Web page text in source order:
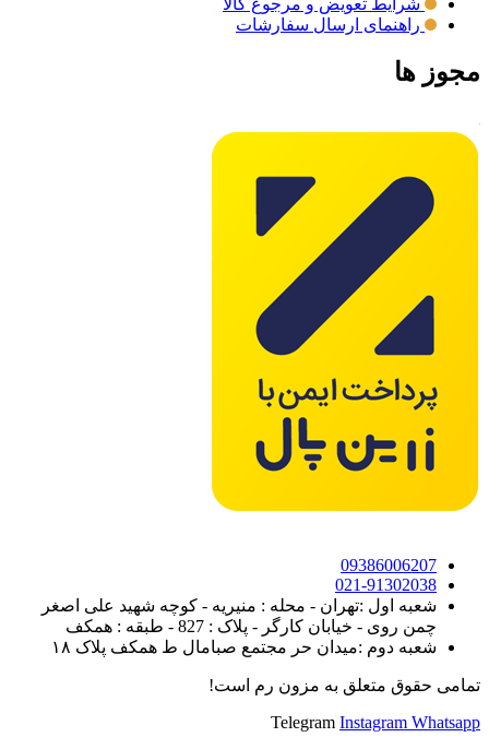
شرایط تعویض و مرجوع کالا
راهنمای ارسال سفارشات
مجوز ها
09386006207
021-91302038
شعبه اول :تهران - محله : منیریه - کوچه شهید علی اصغر
چمن روی - خیابان کارگر - پلاک : 827 - طبقه : همکف
شعبه دوم :میدان حر مجتمع صبامال ط همکف پلاک ۱۸
تمامی حقوق متعلق به مزون رم است!
Telegram Instagram Whatsapp